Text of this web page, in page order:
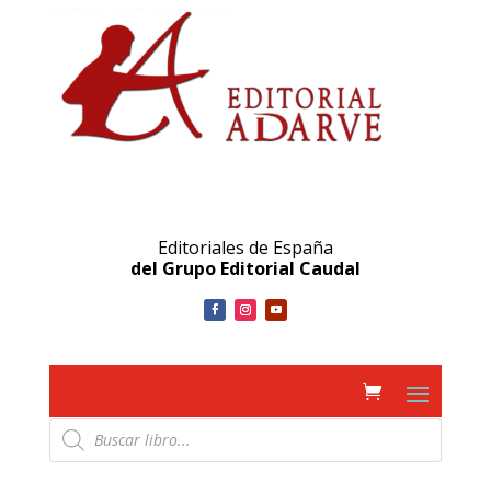
Editoriales de España
del Grupo Editorial Caudal
Búsqueda
de
productos